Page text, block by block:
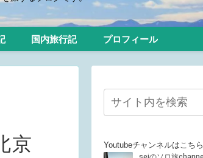
国内旅行記 プロフィール
京
Youtubeチャンネルはこちら